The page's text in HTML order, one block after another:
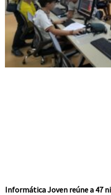
Informática Joven reúne a 47